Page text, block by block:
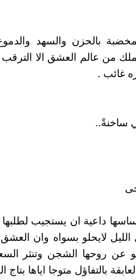
بالحزن والسهد
من عالم العشق الا
غائب .
ساخنةً..
داعية ان يستجيب
لايحلو بسواه وان العشق
عن روحها الشجن وتنثر
بالتفاؤل متوجا اياها بتاج